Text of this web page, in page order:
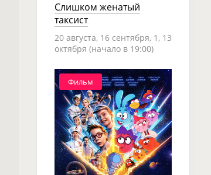
Слишком женатый
таксист
20 августа, 16 сентября, 1, 13
октября (начало в 19:00)
Фильм